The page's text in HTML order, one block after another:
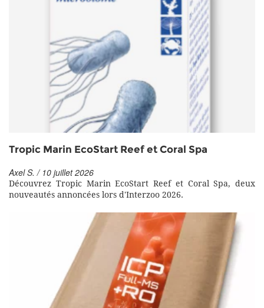
Tropic Marin EcoStart Reef et Coral Spa
Axel S. / 10 juillet 2026
Découvrez Tropic Marin EcoStart Reef et Coral Spa, deux
nouveautés annoncées lors d'Interzoo 2026.